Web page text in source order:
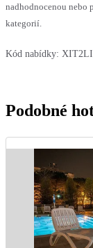
nadhodnocenou nebo
kategorií.
Kód nabídky:
Podobné